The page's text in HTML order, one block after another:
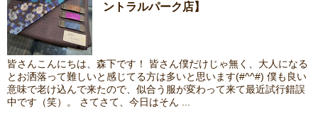
ントラルパーク店】
皆さんこんにちは、森下です！ 皆さん僕だけじゃ無く、大人になる
とお洒落って難しいと感じてる方は多いと思います(#^^#) 僕も良い
意味で老け込んで来たので、似合う服が変わって来て最近試行錯誤
中です（笑）。 さてさて、今日はそん ...